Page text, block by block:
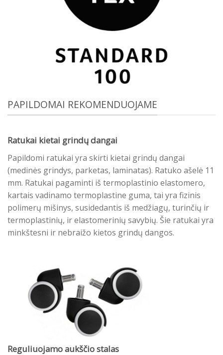
PAPILDOMAI REKOMENDUOJAME
Ratukai kietai grindų dangai
Papildomi ratukai yra skirti kietai grindų dangai
(medinės grindys, parketas, laminatas). Ratuko ašelė 11
mm. Ratukai pagaminti iš termoplastinio elastomero,
kartais vadinamo termoplastine guma, tai yra fizinis
polimerų mišinys, susidedantis iš medžiagų, turinčių ir
termoplastinių, ir elastomerinių savybių. Šie ratukai yra
minkštesni ir nebraižo kietos grindų dangos.
Reguliuojamo aukščio stalas